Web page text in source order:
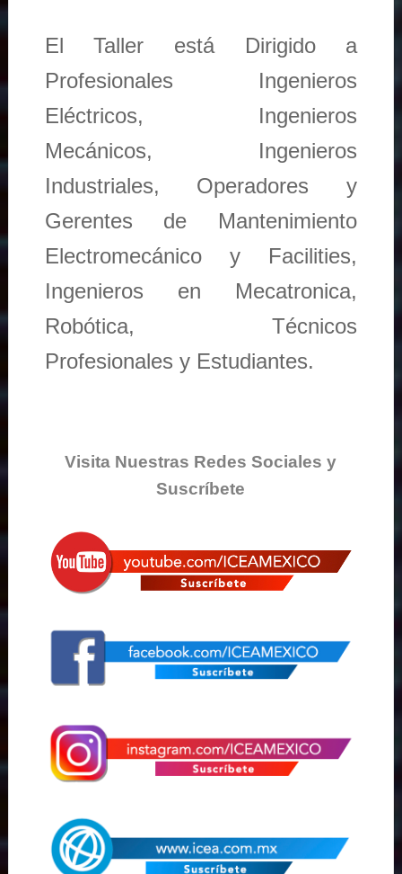
El Taller está Dirigido a
Profesionales Ingenieros
Eléctricos, Ingenieros
Mecánicos, Ingenieros
Industriales, Operadores y
Gerentes de Mantenimiento
Electromecánico y Facilities,
Ingenieros en Mecatronica,
Robótica, Técnicos
Profesionales y Estudiantes.
Visita Nuestras Redes Sociales y
Suscríbete